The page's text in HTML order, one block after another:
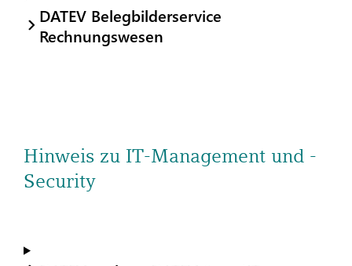
DATEV Belegbilderservice
Rechnungswesen
Hinweis zu IT-Management und -
Security